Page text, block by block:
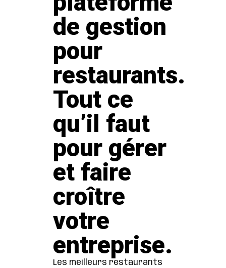
de gestion
pour
restaurants.
Tout ce
qu’il faut
pour gérer
et faire
croître
votre
entreprise.
Les meilleurs restaurants